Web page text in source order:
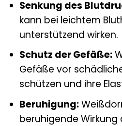
Senkung des
kann bei leichtem
unterstützend wirken.
Schutz der Gefäße:
Gefäße vor
schützen und ihre
Beruhigung:
beruhigende Wirkung